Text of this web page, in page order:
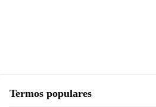
Termos populares